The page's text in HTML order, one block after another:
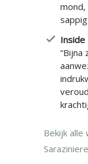
Inside
“Bijna
Bekijk alle
Saraziniere